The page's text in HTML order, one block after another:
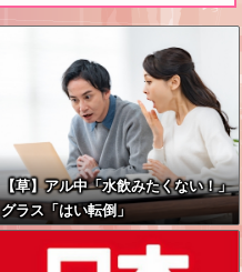
【草】アル中「水飲みたくない！」
グラス「はい転倒」